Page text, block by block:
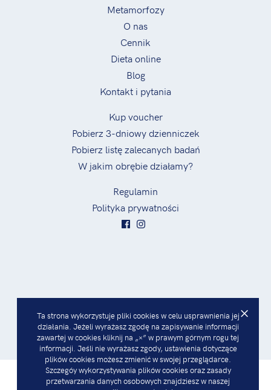
Metamorfozy
O nas
Cennik
Dieta online
Blog
Kontakt i pytania
Kup voucher
Pobierz 3-dniowy dzienniczek
Pobierz listę zalecanych badań
W jakim obrębie działamy?
Regulamin
Polityka prywatności
© 2019zmiananazdrowie.pl
×
Ta strona wykorzystuje pliki cookies w celu usprawnienia jej
działania. Jeżeli wyrażasz zgodę na zapisywanie informacji
zawartej w cookies kliknij na „×” w prawym górnym rogu tej
informacji. Jeśli nie wyrażasz zgody, ustawienia dotyczące
plików cookies możesz zmienić w swojej przeglądarce.
Szczegóy wykorzystywania plików cookies oraz zasady
przetwarzania danych osobowych znajdziesz w naszej